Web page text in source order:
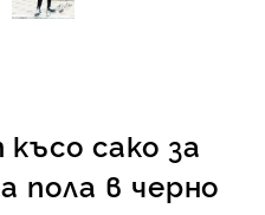
сако за
пола в черно